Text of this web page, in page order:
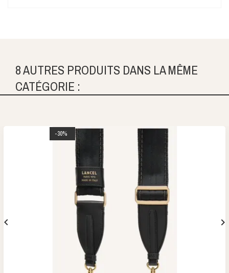
8 AUTRES PRODUITS DANS LA MÊME
CATÉGORIE :
-30%
 